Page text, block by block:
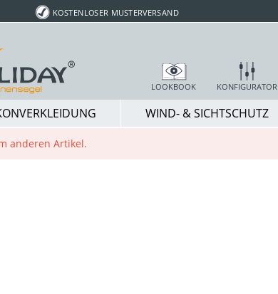
KOSTENLOSER MUSTERVERSAND
LOOKBOOK KONFIGURATOR
WIND- & SICHTSCHUTZ
anderen Artikel.